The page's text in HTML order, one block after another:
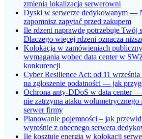
zmienia lokalizacja serwerowni
Dyski w serwerze dedykowanym —
zapomnisz zapytać przed zakupem
Ile rdzeni naprawdę potrzebuje Twój
Dlaczego więcej rdzeni oznacza
Kolokacja w zamówieniach
wymagania wobec data center w
konkurencji
Cyber Resilience Act: od 11
na zgłoszenie podatności — jak
Ochrona anty-DDoS w data center —
nie zatrzyma ataku wolumetrycznego
serwer firmy
Planowanie pojemności – jak
wyrośnie z obecnego serwera
Ile kosztuje energia w kolokacji